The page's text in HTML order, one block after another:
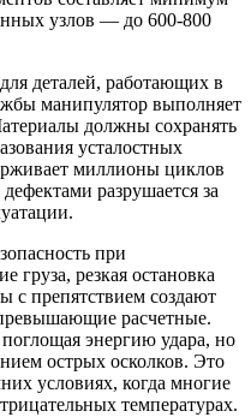
узлов — до 600-800
деталей, работающих в
манипулятор выполняет
должны сохранять
усталостных
миллионы циклов
разрушается за
при
груза, резкая остановка
с препятствием создают
расчетные.
энергию удара, но
острых осколков. Это
условиях, когда многие
температурах.